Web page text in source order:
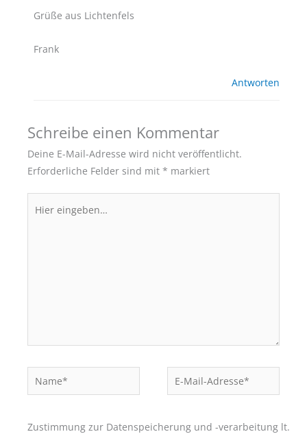
Grüße aus Lichtenfels
Frank
Antworten
Schreibe einen Kommentar
Deine E-Mail-Adresse wird nicht veröffentlicht.
Erforderliche Felder sind mit * markiert
eingeben…
Mail-
Zustimmung zur Datenspeicherung und -verarbeitung lt.